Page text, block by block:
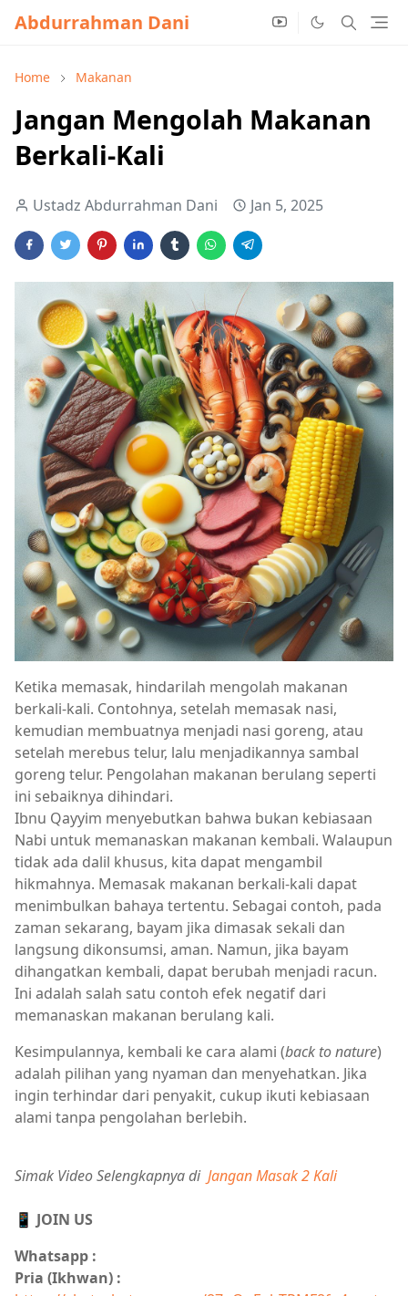
Abdurrahman Dani
Home Makanan
Jangan Mengolah Makanan
Berkali-Kali
Ustadz Abdurrahman Dani Jan 5, 2025
Ketika memasak, hindarilah mengolah makanan
berkali-kali. Contohnya, setelah memasak nasi,
kemudian membuatnya menjadi nasi goreng, atau
setelah merebus telur, lalu menjadikannya sambal
goreng telur. Pengolahan makanan berulang seperti
ini sebaiknya dihindari.
Ibnu Qayyim menyebutkan bahwa bukan kebiasaan
Nabi untuk memanaskan makanan kembali. Walaupun
tidak ada dalil khusus, kita dapat mengambil
hikmahnya. Memasak makanan berkali-kali dapat
menimbulkan bahaya tertentu. Sebagai contoh, pada
zaman sekarang, bayam jika dimasak sekali dan
langsung dikonsumsi, aman. Namun, jika bayam
dihangatkan kembali, dapat berubah menjadi racun.
Ini adalah salah satu contoh efek negatif dari
memanaskan makanan berulang kali.
Kesimpulannya, kembali ke cara alami (back to nature)
adalah pilihan yang nyaman dan menyehatkan. Jika
ingin terhindar dari penyakit, cukup ikuti kebiasaan
alami tanpa pengolahan berlebih.
Simak Video Selengkapnya di Jangan Masak 2 Kali
📱 JOIN US
Whatsapp :
Pria (Ikhwan) :